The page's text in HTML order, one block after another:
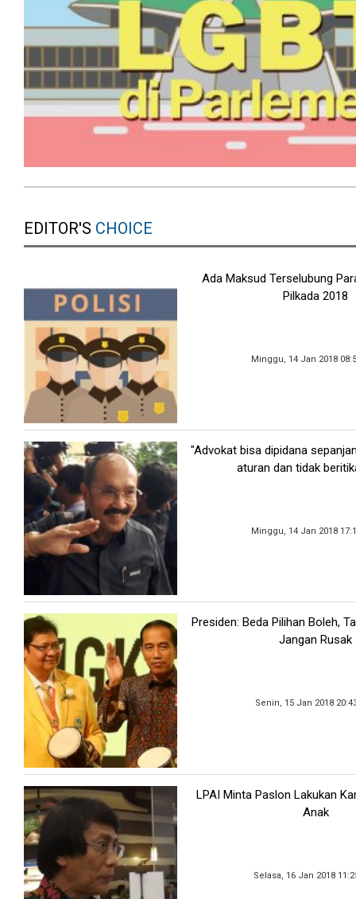
EDITOR'S CHOICE
Ada Maksud Terselubung
Pilkada 2018
Minggu, 14 Jan 2018
"Advokat bisa dipidana
aturan dan tidak
Minggu, 14 Jan 2018
Presiden: Beda Pilihan Boleh,
Jangan Rusak
Senin, 15 Jan 2018
LPAI Minta Paslon Lakukan
Anak
Selasa, 16 Jan 2018